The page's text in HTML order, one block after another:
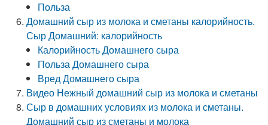
Польза
Домашний сыр из молока и сметаны калорийность.
Сыр Домашний: калорийность
Калорийность Домашнего сыра
Польза Домашнего сыра
Вред Домашнего сыра
Видео Нежный домашний сыр из молока и сметаны
Сыр в домашних условиях из молока и сметаны.
Домашний сыр из сметаны и молока